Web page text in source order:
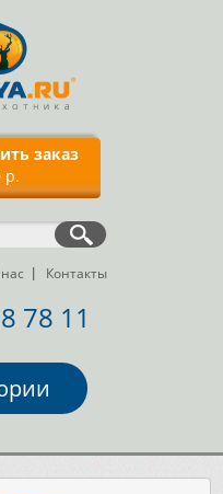
заказ
р.
Контакты
78 11